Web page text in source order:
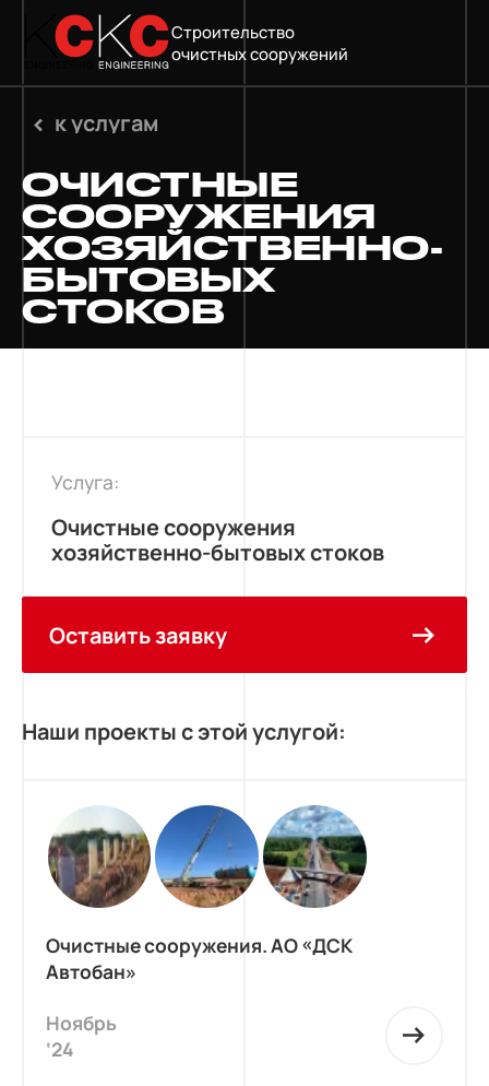
Строительство
очистных сооружений
к услугам
ОЧИСТНЫЕ
СООРУЖЕНИЯ
ХОЗЯЙСТВЕННО-
БЫТОВЫХ
СТОКОВ
Наши проекты с этой услугой:
Очистные сооружения. АО «ДСК
Автобан»
Ноябрь
‘24
Услуга:
Очистные сооружения
хозяйственно-бытовых стоков
Оставить заявку